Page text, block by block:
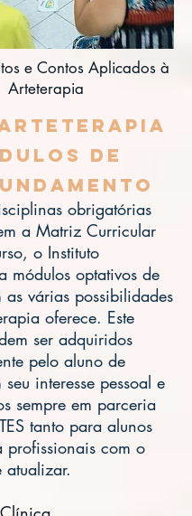
e Contos Aplicados à
Arteterapia
Arteterapia
de
obrigatórias
a Matriz Curricular
o Instituto
módulos optativos de
várias possibilidades
oferece. Este
ser adquiridos
pelo aluno de
interesse pessoal e
sempre em parceria
tanto para alunos
profissionais com o
atualizar.